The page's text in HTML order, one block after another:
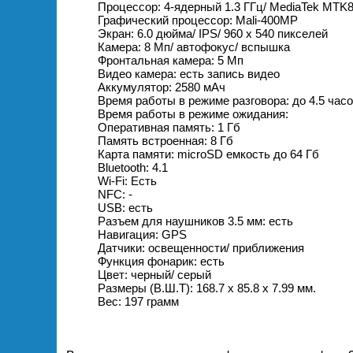
Процессор: 4-ядерный 1.3 ГГц/ MediaTek
Графический процессор: Mali-400MP
Экран: 6.0 дюйма/ IPS/ 960 х 540 пикселей
Камера: 8 Мп/ автофокус/ вспышка
Фронтальная камера: 5 Мп
Видео камера: есть запись видео
Аккумулятор: 2580 мАч
Время работы в режиме разговора: до 4.5
Время работы в режиме ожидания:
Оперативная память: 1 Гб
Память встроенная: 8 Гб
Карта памяти: microSD емкость до 64 Гб
Bluetooth: 4.1
Wi-Fi: Есть
NFC: -
USB: есть
Разъем для наушников 3.5 мм: есть
Навигация: GPS
Датчики: освещенности/ приближения
Функция фонарик: есть
Цвет: черный/ серый
Размеры (В.Ш.Т): 168.7 x 85.8 x 7.99 мм.
Вес: 197 грамм